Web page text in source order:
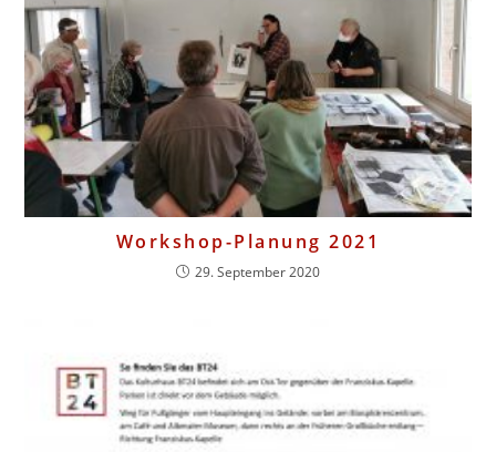
Workshop-Planung 2021
29. September 2020